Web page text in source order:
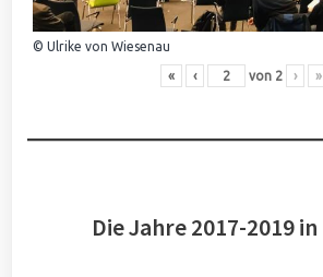
© Ulrike von Wiesenau
« ‹ von 2 › »
Die Jahre 2017-2019